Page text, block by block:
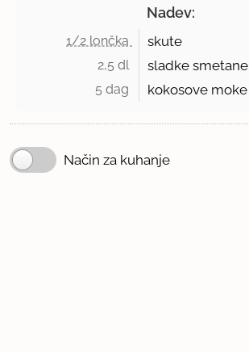
Nadev:
1/2 lončka skute
2,5 dl sladke smetane
5 dag kokosove moke
Način za kuhanje